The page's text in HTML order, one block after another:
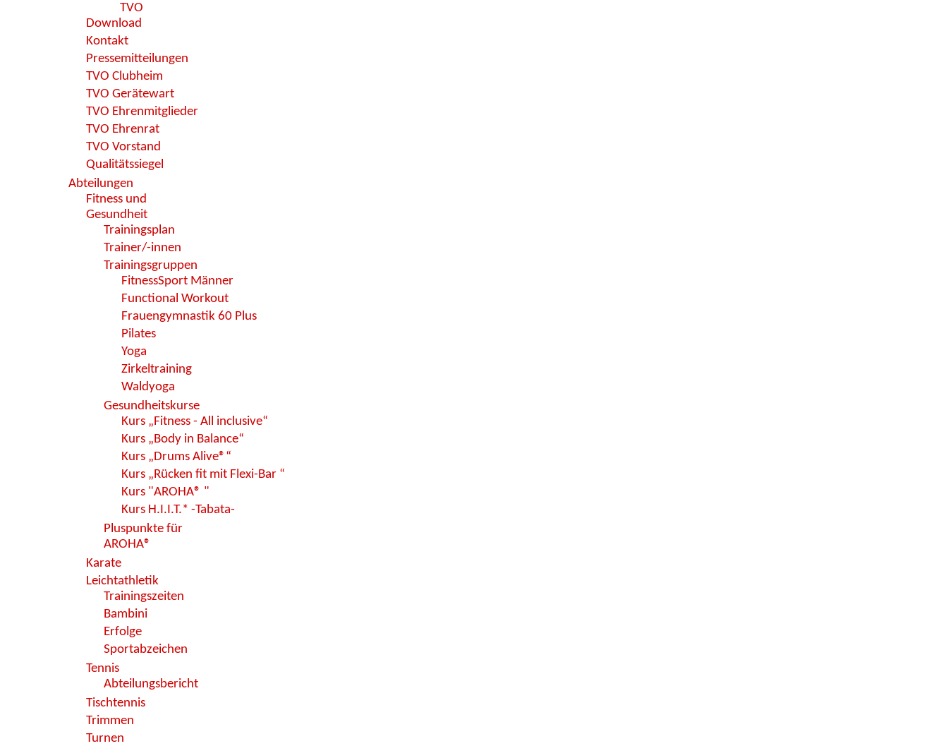
TVO
Download
Kontakt
Pressemitteilungen
TVO Clubheim
TVO Gerätewart
TVO Ehrenmitglieder
TVO Ehrenrat
TVO Vorstand
Qualitätssiegel
Abteilungen
Fitness und
Gesundheit
Trainingsplan
Trainer/-innen
Trainingsgruppen
FitnessSport Männer
Functional Workout
Frauengymnastik 60 Plus
Pilates
Yoga
Zirkeltraining
Waldyoga
Gesundheitskurse
Kurs „Fitness - All inclusive“
Kurs „Body in Balance“
Kurs „Drums Alive®“
Kurs „Rücken fit mit Flexi-Bar “
Kurs "AROHA® "
Kurs H.I.I.T.* -Tabata-
Pluspunkte für
AROHA®
Karate
Leichtathletik
Trainingszeiten
Bambini
Erfolge
Sportabzeichen
Tennis
Abteilungsbericht
Tischtennis
Trimmen
Turnen